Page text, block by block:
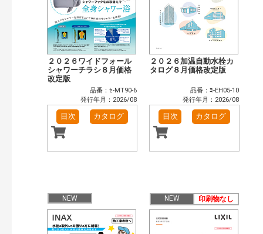
２０２６ワイドフォール
シャワーチラシ８月価格
改定版
品番：ｾ-MT90-6
発行年月：2026/08
目次 カタログ
２０２６加温自動水栓カ
タログ８月価格改定版
品番：ﾖ-EH05-10
発行年月：2026/08
目次 カタログ
NEW NEW 印刷物なし